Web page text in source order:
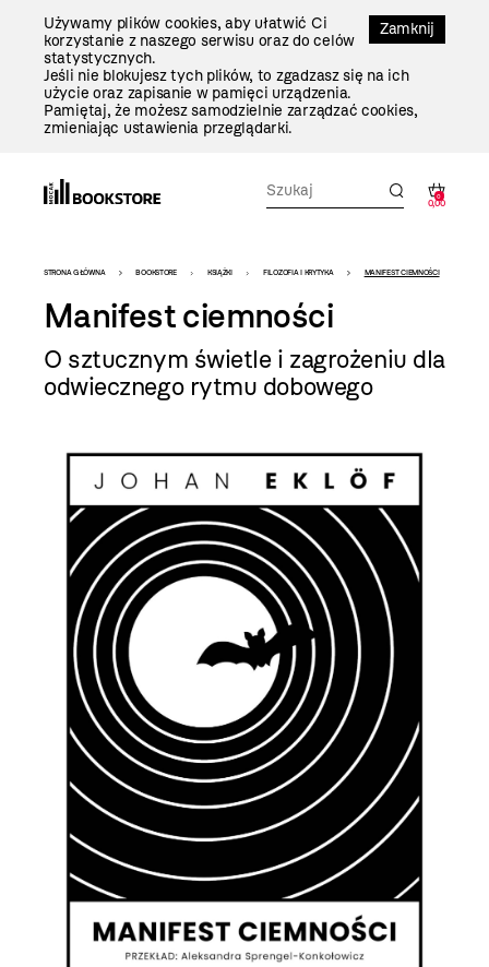
Zamknij
Używamy plików cookies, aby ułatwić Ci
korzystanie z naszego serwisu oraz do celów
statystycznych.
Jeśli nie blokujesz tych plików, to zgadzasz się na ich
użycie oraz zapisanie w pamięci urządzenia.
Pamiętaj, że możesz samodzielnie zarządzać cookies,
zmieniając ustawienia przeglądarki.
0
0,00
Bookstore
-
szablon
szczegóły
STRONA GŁÓWNA BOOKSTORE KSIĄŻKI FILOZOFIA I KRYTYKA MANIFEST CIEMNOŚCI
Manifest ciemności
O sztucznym świetle i zagrożeniu dla
odwiecznego rytmu dobowego